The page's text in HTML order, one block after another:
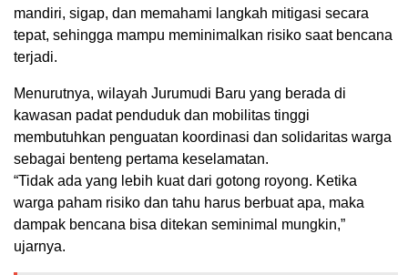
mandiri, sigap, dan memahami langkah mitigasi secara
tepat, sehingga mampu meminimalkan risiko saat bencana
terjadi.
Menurutnya, wilayah Jurumudi Baru yang berada di
kawasan padat penduduk dan mobilitas tinggi
membutuhkan penguatan koordinasi dan solidaritas warga
sebagai benteng pertama keselamatan.
“Tidak ada yang lebih kuat dari gotong royong. Ketika
warga paham risiko dan tahu harus berbuat apa, maka
dampak bencana bisa ditekan seminimal mungkin,”
ujarnya.